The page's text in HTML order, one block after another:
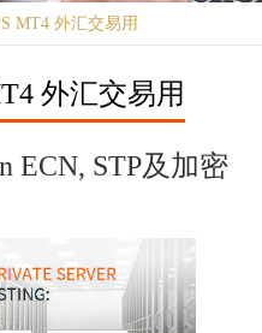
MT4 外汇交易用
外汇交易用
ECN, STP及加密